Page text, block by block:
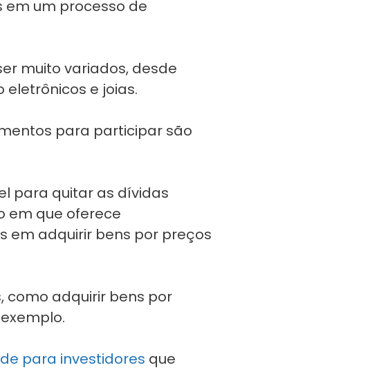
em um processo de
muito variados, desde
eletrônicos e joias.
para participar são
para quitar as dívidas
em que oferece
em adquirir bens por preços
como adquirir bens por
para investidores que